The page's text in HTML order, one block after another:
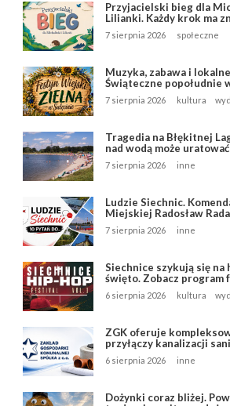
Przyjacielski bieg dla
Lilianki. Każdy krok ma
7 sierpnia 2026 społeczne
Muzyka, zabawa i
Świąteczne popołudnie
7 sierpnia 2026 kultura
Tragedia na Błękitnej
nad wodą może
7 sierpnia 2026 inne
Ludzie Siechnic.
Miejskiej Radosław
7 sierpnia 2026 inne
Siechnice szykują się na
święto. Zobacz program
6 sierpnia 2026 kultura
ZGK oferuje
przyłączy kanalizacji
6 sierpnia 2026 inne
Dożynki coraz bliżej.